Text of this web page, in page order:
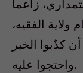
زاعما
الفقيه،
كذّبوا الخبر
واحتجوا عليه.